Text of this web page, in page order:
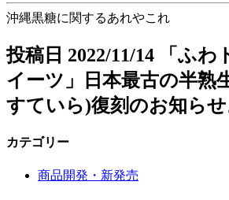
沖縄黒糖に関するあれやこれ
投稿日 2022/11/14 「ふわ
イーツ」日本最古の半熟
すていら)復刻のお知らせ
カテゴリー
商品開発・新発売